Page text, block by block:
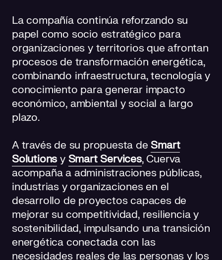
La compañía continúa reforzando su
papel como socio estratégico para
organizaciones y territorios que afrontan
procesos de transformación energética,
combinando infraestructura, tecnología y
conocimiento para generar impacto
económico, ambiental y social a largo
plazo.
A través de su propuesta de Smart
Solutions y Smart Services, Cuerva
acompaña a administraciones públicas,
industrias y organizaciones en el
desarrollo de proyectos capaces de
mejorar su competitividad, resiliencia y
sostenibilidad, impulsando una transición
energética conectada con las
necesidades reales de las personas y los